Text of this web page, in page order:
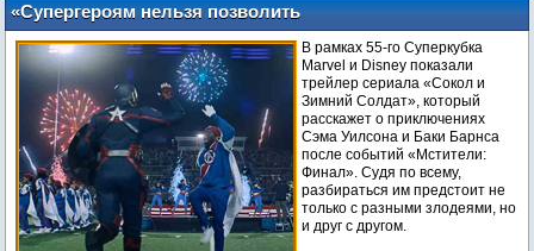
«Супергероям нельзя позволить
существовать»: трейлер сериала Marvel
«Сокол и Зимний Солдат»
В рамках 55-го Суперкубка
Marvel и Disney показали
трейлер сериала «Сокол и
Зимний Солдат», который
расскажет о приключениях
Сэма Уилсона и Баки Барнса
после событий «Мстители:
Финал». Судя по всему,
разбираться им предстоит не
только с разными злодеями, но
и друг с другом.